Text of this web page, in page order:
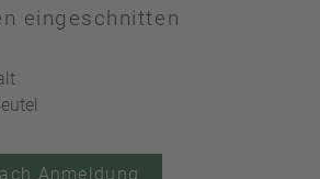
eingeschnitten
Anmeldung